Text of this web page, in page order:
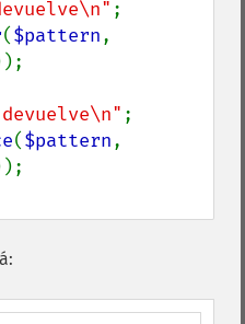
($pattern
($pattern